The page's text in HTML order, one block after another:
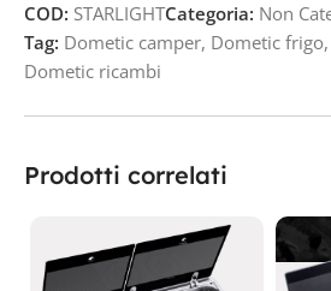
COD: STARLIGHTCategoria: Non
Tag: Dometic camper, Dometic frigo,
Dometic ricambi
Prodotti correlati